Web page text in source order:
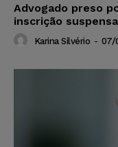
Advogado preso
inscrição
Karina Silvério - 07/